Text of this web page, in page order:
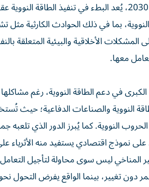
بما في ذلك الحوادث الكارثية
الأخلاقية والبيئية المتعلقة
معها.
في دعم الطاقة النووية، رغم مشاكلها
النووية والصناعات الدفاعية؛ حيث
النووية. كما يُبرز الدور الذي تلعبه
نموذج اقتصادي يستفيد منه
المناخي ليس سوى محاولة لتأجيل التعامل
دون تغيير، بينما الواقع يفرض التحول